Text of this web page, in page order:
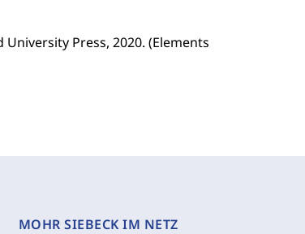
Press, 2020. (Elements
MOHR SIEBECK IM NETZ